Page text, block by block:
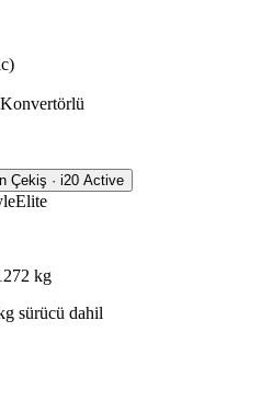
Çekiş · i20 Active
Elite
kg
sürücü dahil